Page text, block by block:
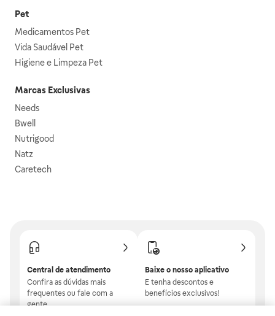
Pet
Medicamentos Pet
Vida Saudável Pet
Higiene e Limpeza Pet
Marcas Exclusivas
Needs
Bwell
Nutrigood
Natz
Caretech
Central de atendimento
Confira as dúvidas mais
frequentes ou fale com a
gente.
Baixe o nosso aplicativo
E tenha descontos e
benefícios exclusivos!